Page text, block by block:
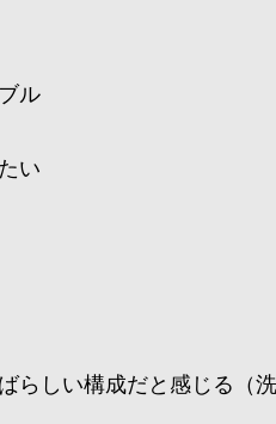
ル
い
らしい構成だと感じる（